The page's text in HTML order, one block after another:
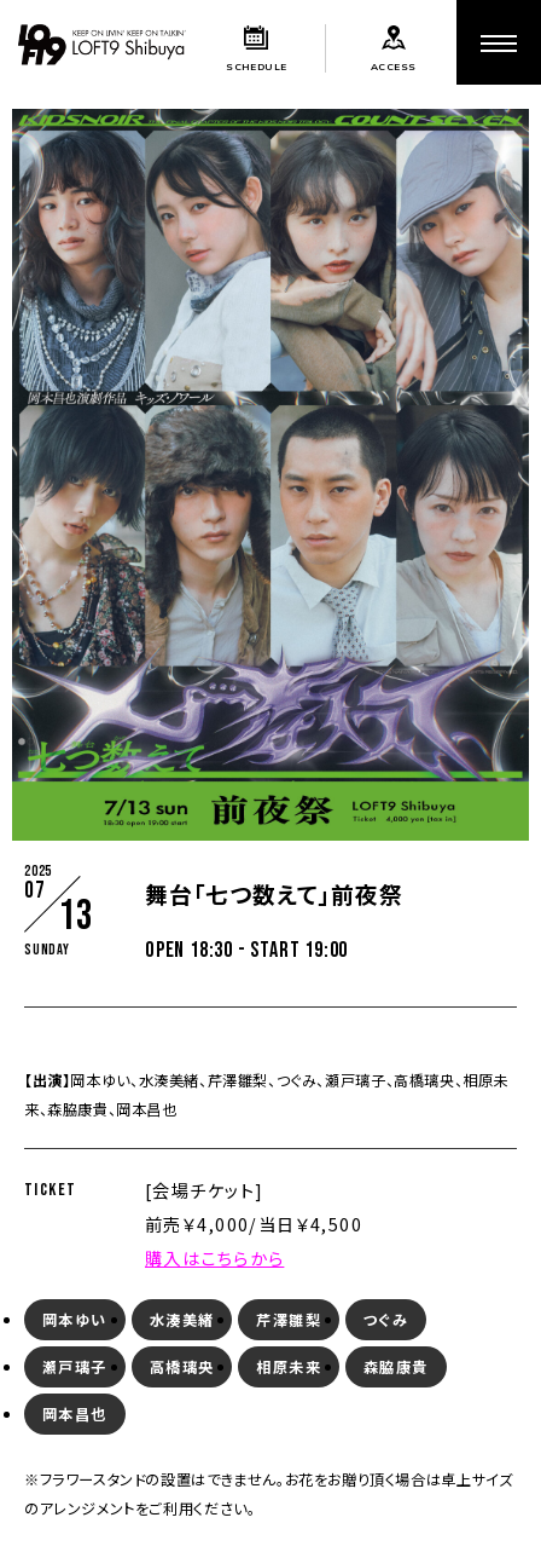
SCHEDULE ACCESS
2025
07
13
Sunday
舞台「七つ数えて」前夜祭
OPEN 18:30 - START 19:00
【出演】岡本ゆい、水湊美緒、芹澤雛梨、つぐみ、瀬戸璃子、高橋璃央、相原未
来、森脇康貴、岡本昌也
TICKET
[会場チケット]
前売￥4,000/当日￥4,500
購入はこちらから
岡本ゆい 水湊美緒 芹澤雛梨 つぐみ
瀬戸璃子 高橋璃央 相原未来 森脇康貴
岡本昌也
※フラワースタンドの設置はできません。お花をお贈り頂く場合は卓上サイズ
のアレンジメントをご利用ください。